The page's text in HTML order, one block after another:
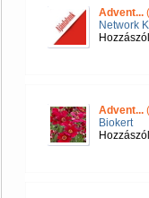
Advent...
Network
Advent...
Biokert